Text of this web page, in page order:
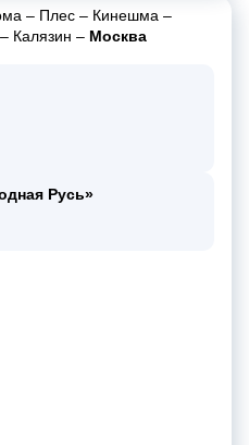
– Плес – Кинешма –
– Калязин – Москва
Русь»